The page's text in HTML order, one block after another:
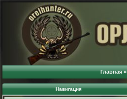
Главная ¤
Навигация